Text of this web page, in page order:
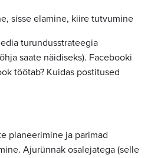
sisse elamine, kiire tutvumine
turundusstrateegia
saate näidiseks). Facebooki
töötab? Kuidas postitused
planeerimine ja parimad
Ajurünnak osalejatega (selle